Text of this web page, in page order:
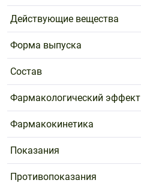
Действующие вещества
Форма выпуска
Состав
Фармакологический эффект
Фармакокинетика
Показания
Противопоказания